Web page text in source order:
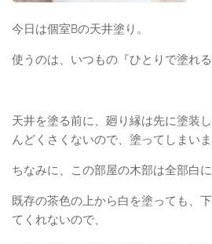
今日は個室Bの天井塗り。
使うのは、いつもの『ひとりで塗れる
天井を塗る前に、廻り縁は先に塗装
んどくさくないので、塗ってしまいま
ちなみに、この部屋の木部は全部白に
既存の茶色の上から白を塗っても、
てくれないので、